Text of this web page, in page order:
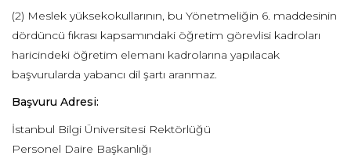
(2) Meslek yüksekokullarının, bu Yönetmeliğin 6. maddesinin
dördüncü fıkrası kapsamındaki öğretim görevlisi kadroları
haricindeki öğretim elemanı kadrolarına yapılacak
başvurularda yabancı dil şartı aranmaz.
Başvuru Adresi:
İstanbul Bilgi Üniversitesi Rektörlüğü
Personel Daire Başkanlığı